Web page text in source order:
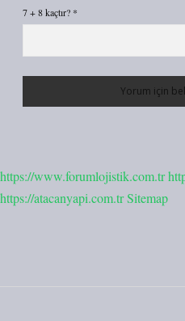
7 + 8 kaçtır? *
https://www.forumlojistik.com.tr
https://atacanyapi.com.trSitemap